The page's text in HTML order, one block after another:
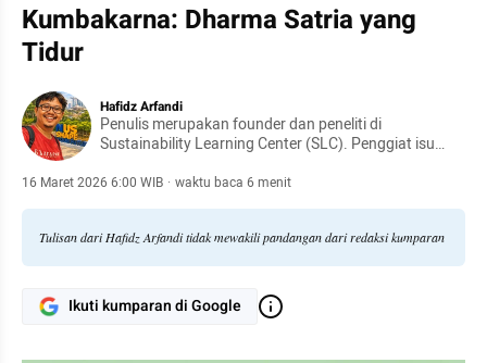
Kumbakarna: Dharma Satria yang
Tidur
Hafidz Arfandi
Penulis merupakan founder dan peneliti di
Sustainability Learning Center (SLC). Penggiat isu
16 Maret 2026 6:00 WIB · waktu baca 6 menit
Tulisan dari Hafidz Arfandi tidak mewakili pandangan dari redaksi kumparan
Ikuti kumparan di Google